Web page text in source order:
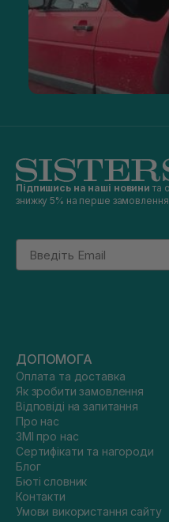
Підпишись на наші новини та
знижку 5% на перше замовлення
Email
ДОПОМОГА
Оплата та доставка
Як зробити замовлення
Відповіді на запитання
Про нас
ЗМІ про нас
Сертифікати та нагороди
Блог
Бюті словник
Контакти
Умови використання сайту